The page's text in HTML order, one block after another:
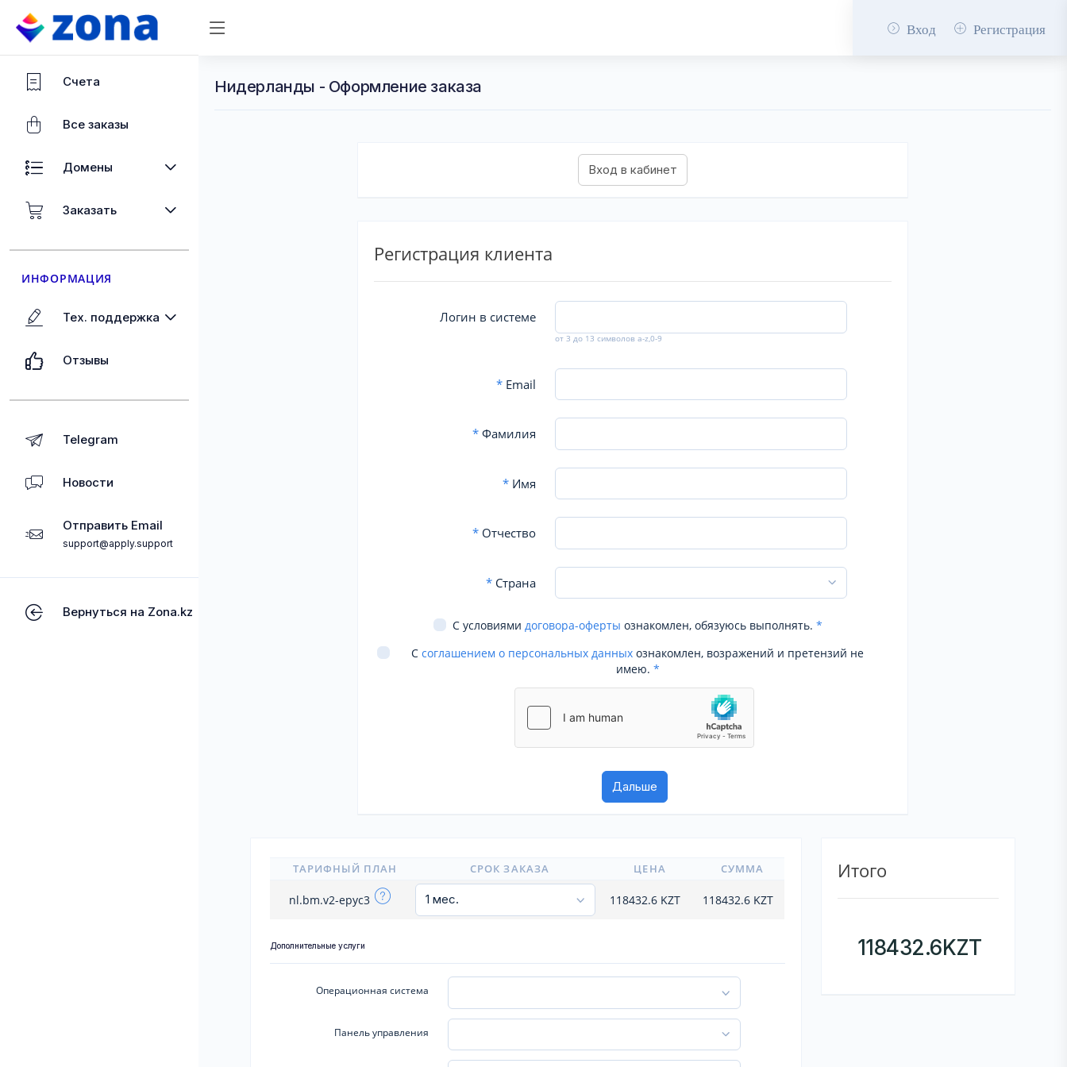
Вход Регистрация
Счета
Все заказы
Домены
Заказать
ИНФОРМАЦИЯ
Тех. поддержка
Отзывы
Telegram
Новости
Отправить Email
support@apply.support
Вернуться на Zona.kz
Нидерланды - Оформление заказа
Регистрация клиента
Логин в системе
от 3 до 13 символов a-z,0-9
*Email
*Фамилия
*Имя
*Отчество
*Страна
С условиями договора-оферты ознакомлен, обязуюсь выполнять. *
С соглашением о персональных данных ознакомлен, возражений и претензий не
имею. *
ТАРИФНЫЙ ПЛАН СРОК ЗАКАЗА ЦЕНА СУММА
nl.bm.v2-epyc3 118432.6 KZT 118432.6KZT
Дополнительные услуги
Операционная система
Панель управления
Итого
118432.6KZT